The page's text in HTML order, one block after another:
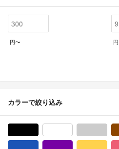
円〜 円
カラーで絞り込み